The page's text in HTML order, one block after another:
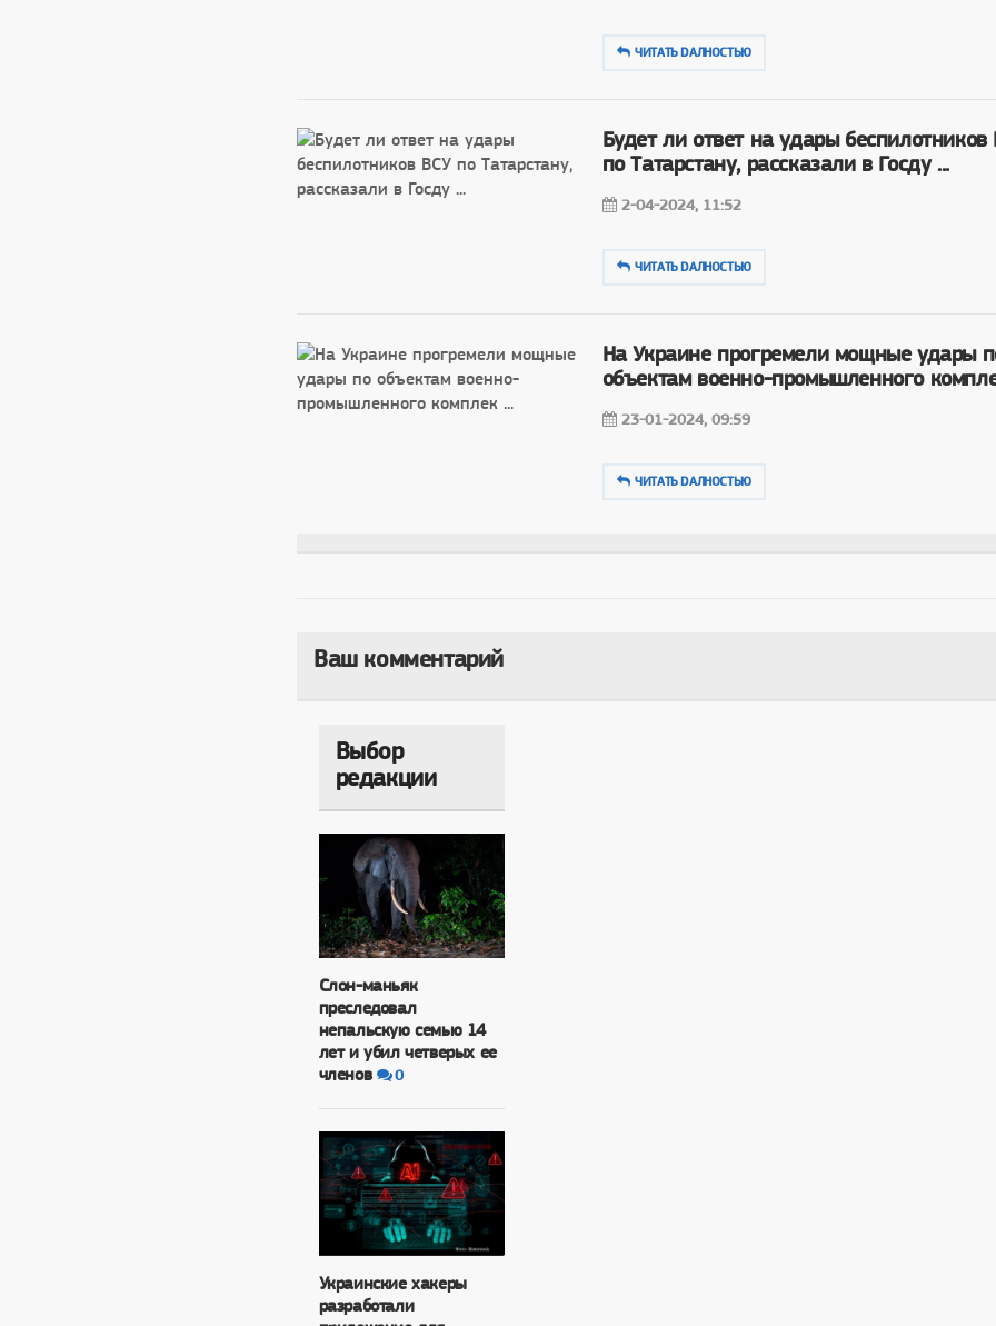
ЧИТАТЬ DAЛНОСТЬЮ
Будет ли ответ на удары беспилотников
по Татарстану, рассказали в Госду ...
2-04-2024, 11:52
ЧИТАТЬ DAЛНОСТЬЮ
На Украине прогремели мощные удары
объектам военно-промышленного
23-01-2024, 09:59
ЧИТАТЬ DAЛНОСТЬЮ
Ваш комментарий
Выбор
редакции
Слон-маньяк
преследовал
непальскую семью 14
лет и убил четверых ее
членов
0
Украинские хакеры
разработали